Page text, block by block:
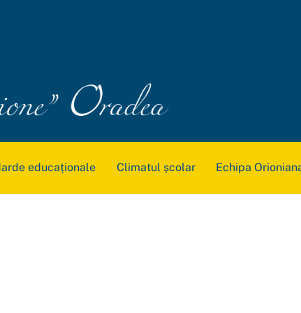
educaționale Climatul școlar Echipa